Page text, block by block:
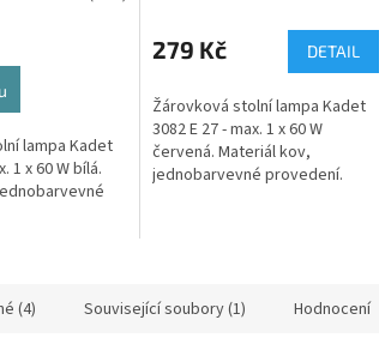
lampa Kadet
1 x 60 W bílá.
279 Kč DETAIL
Žárovková stolní lampa Kadet
3082 E 27 - max. 1 x 60 W
červená. Materiál kov,
jednobarvevné provedení.
(4) Související soubory (1) Hodnocení